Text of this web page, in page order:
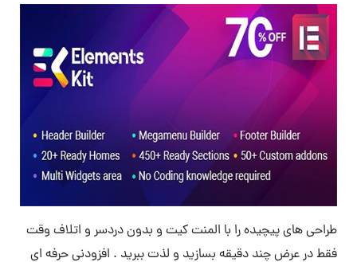
طراحی های پیچیده را با المنت کیت و بدون دردسر و اتلاف وقت
فقط در عرض چند دقیقه بسازید و لذت ببرید . افزودنی حرفه ای